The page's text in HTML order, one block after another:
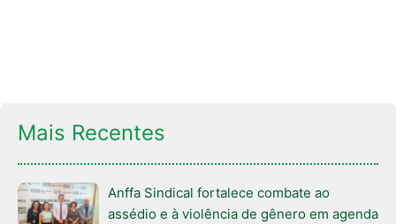
Mais Recentes
Anffa Sindical fortalece combate ao
assédio e à violência de gênero em agenda